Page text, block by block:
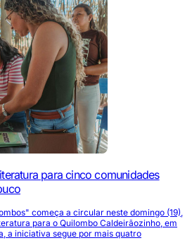
para cinco comunidades
começa a circular neste domingo (19),
para o Quilombo Caldeirãozinho, em
a iniciativa segue por mais quatro